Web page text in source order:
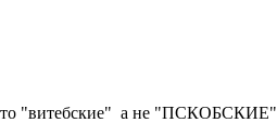
что "витебские" а не "ПСКОБСКИЕ"